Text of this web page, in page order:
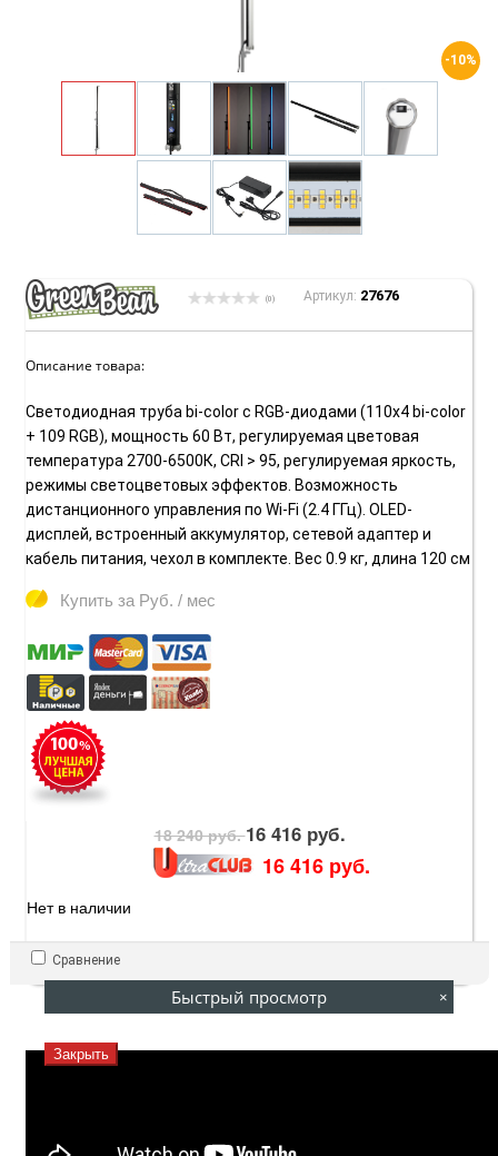
-10%
(0) Артикул: 27676
Описание товара:
Светодиодная труба bi-color с RGB-диодами (110х4 bi-color
+ 109 RGB), мощность 60 Вт, регулируемая цветовая
температура 2700-6500К, CRI > 95, регулируемая яркость,
режимы светоцветовых эффектов. Возможность
дистанционного управления по Wi-Fi (2.4 ГГц). OLED-
дисплей, встроенный аккумулятор, сетевой адаптер и
кабель питания, чехол в комплекте. Вес 0.9 кг, длина 120 см
Купить за Руб. / мес
18 240 руб.16 416 руб.
16 416 руб.
Нет в наличии
Сравнение
Быстрый просмотр ×
Закрыть